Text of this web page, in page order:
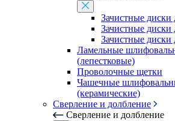
Зачистные
Зачистные диски
Зачистные диски
Ламельные
(лепестковые)
Проволочные щетки
Чашечные
(керамические)
Сверление и долбление
Сверление и долбление